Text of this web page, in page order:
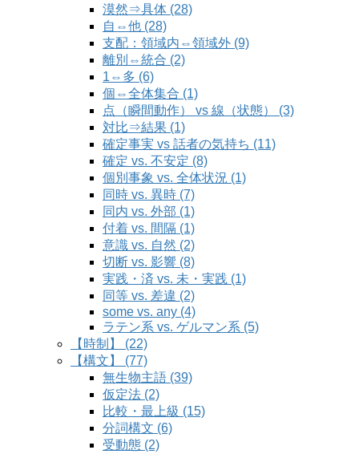
漠然⇒具体 (28)
自⇔他 (28)
支配：領域内⇔領域外 (9)
離別⇔統合 (2)
1⇔多 (6)
個⇔全体集合 (1)
点（瞬間動作） vs 線（状態） (3)
対比⇒結果 (1)
確定事実 vs 話者の気持ち (11)
確定 vs. 不安定 (8)
個別事象 vs. 全体状況 (1)
同時 vs. 異時 (7)
同内 vs. 外部 (1)
付着 vs. 間隔 (1)
意識 vs. 自然 (2)
切断 vs. 影響 (8)
実践・済 vs. 未・実践 (1)
同等 vs. 差違 (2)
some vs. any (4)
ラテン系 vs. ゲルマン系 (5)
【時制】 (22)
【構文】 (77)
無生物主語 (39)
仮定法 (2)
比較・最上級 (15)
分詞構文 (6)
受動態 (2)